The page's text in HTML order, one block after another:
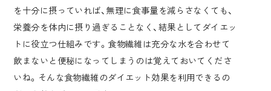
を十分に摂っていれば、無理に食事量を減らさなくても、
栄養分を体内に摂り過ぎることなく、結果としてダイエッ
トに役立つ仕組みです。食物繊維は充分な水を合わせて
飲まないと便秘になってしまうのは覚えておいてくださ
いね。そんな食物繊維のダイエット効果を利用できるの